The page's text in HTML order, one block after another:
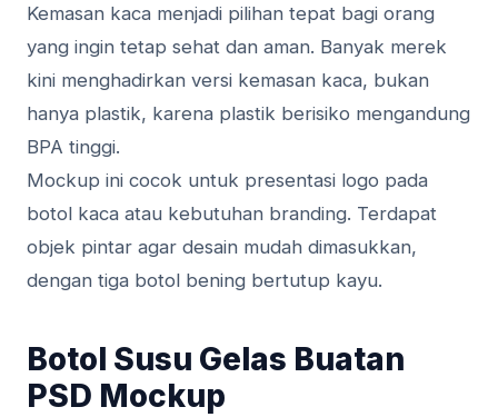
Kemasan kaca menjadi pilihan tepat bagi orang
yang ingin tetap sehat dan aman. Banyak merek
kini menghadirkan versi kemasan kaca, bukan
hanya plastik, karena plastik berisiko mengandung
BPA tinggi.
Mockup ini cocok untuk presentasi logo pada
botol kaca atau kebutuhan branding. Terdapat
objek pintar agar desain mudah dimasukkan,
dengan tiga botol bening bertutup kayu.
Botol Susu Gelas Buatan
PSD Mockup